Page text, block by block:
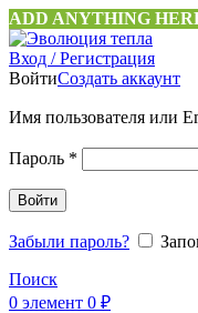
ADD ANYTHING
Вход / Регистрация
ВойтиСоздать аккаунт
Имя пользователя или
Пароль *
Войти
Забыли пароль?
Поиск
0 элемент 0 ₽